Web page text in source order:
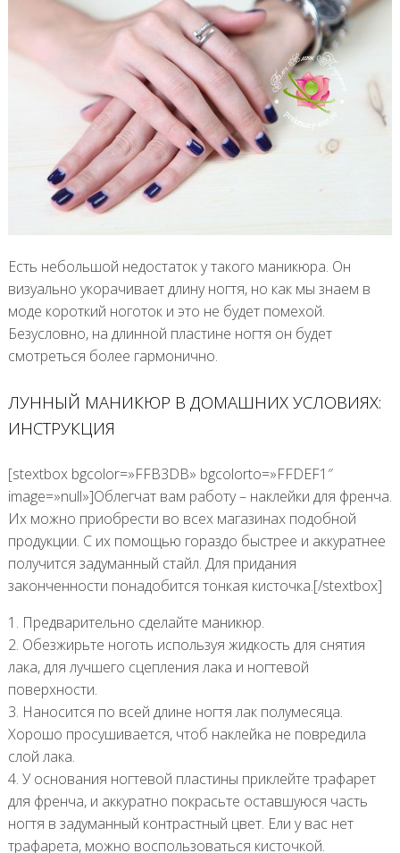
Есть небольшой недостаток у такого маникюра. Он
визуально укорачивает длину ногтя, но как мы знаем в
моде короткий ноготок и это не будет помехой.
Безусловно, на длинной пластине ногтя он будет
смотреться более гармонично.
ЛУННЫЙ МАНИКЮР В ДОМАШНИХ УСЛОВИЯХ:
ИНСТРУКЦИЯ
[stextbox bgcolor=»FFB3DB» bgcolorto=»FFDEF1″
image=»null»]Облегчат вам работу – наклейки для френча.
Их можно приобрести во всех магазинах подобной
продукции. С их помощью гораздо быстрее и аккуратнее
получится задуманный стайл. Для придания
законченности понадобится тонкая кисточка.[/stextbox]
1. Предварительно сделайте маникюр.
2. Обезжирьте ноготь используя жидкость для снятия
лака, для лучшего сцепления лака и ногтевой
поверхности.
3. Наносится по всей длине ногтя лак полумесяца.
Хорошо просушивается, чтоб наклейка не повредила
слой лака.
4. У основания ногтевой пластины приклейте трафарет
для френча, и аккуратно покрасьте оставшуюся часть
ногтя в задуманный контрастный цвет. Ели у вас нет
трафарета, можно воспользоваться кисточкой.